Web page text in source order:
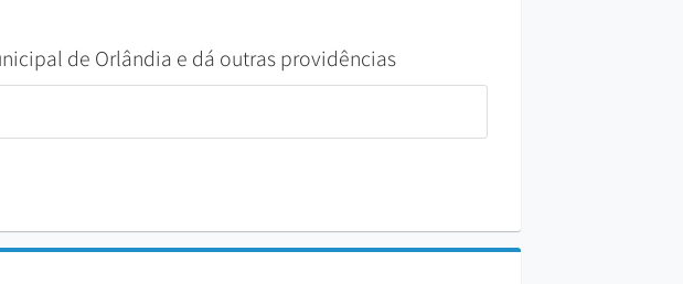
de Orlândia e dá outras providências